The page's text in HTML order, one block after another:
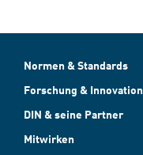
Normen & Standards
Forschung & Innovation
DIN & seine Partner
Mitwirken